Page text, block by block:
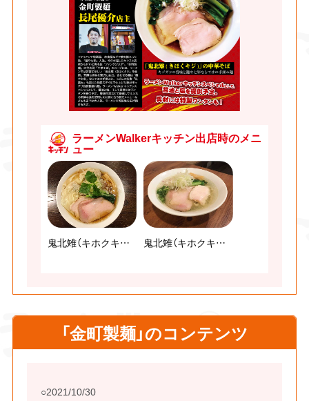
ラーメンWalkerキッチン出店時のメニ
ュー
鬼北雉（キホクキジ）の中華そば（醤油） 鬼北雉（キホクキジ）の中華そば（塩）
「金町製麺」のコンテンツ
2021/10/30